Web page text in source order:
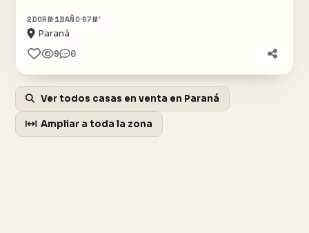
2DORM 1BAÑO67M²
Paraná
9 0
Ver todos casas en venta en Paraná
Ampliar a toda la zona